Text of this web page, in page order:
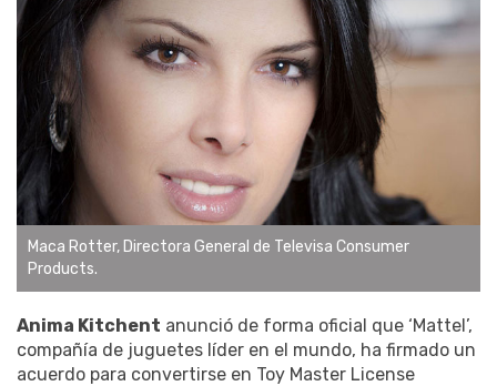
Maca Rotter, Directora General de Televisa Consumer
Products.
Anima Kitchent anunció de forma oficial que ‘Mattel’,
compañía de juguetes líder en el mundo, ha firmado un
acuerdo para convertirse en Toy Master License